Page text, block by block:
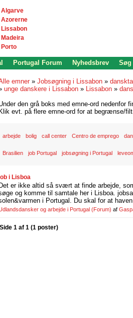
Algarve
Azorerne
Lissabon
Madeira
Porto
Portugal Forum Nyhedsbrev Søg
emner » Jobsøgning i Lissabon »
unge danskere i Lissabon » Lissabon »
den grå boks med emne-ord nedenfor
Klik evt. på flere emne-ord for at begrænse/
arbejde bolig call center Centro de emprego
Brasilien job Portugal jobsøgning i Portugal
i Lisboa
Det er ikke altid så svært at finde arbejde,
og komme til samtale her i Lisboa.
i Portugal. Du skal for at
og arbejde i Portugal (Forum) af
Side 1 af 1 (1 poster)